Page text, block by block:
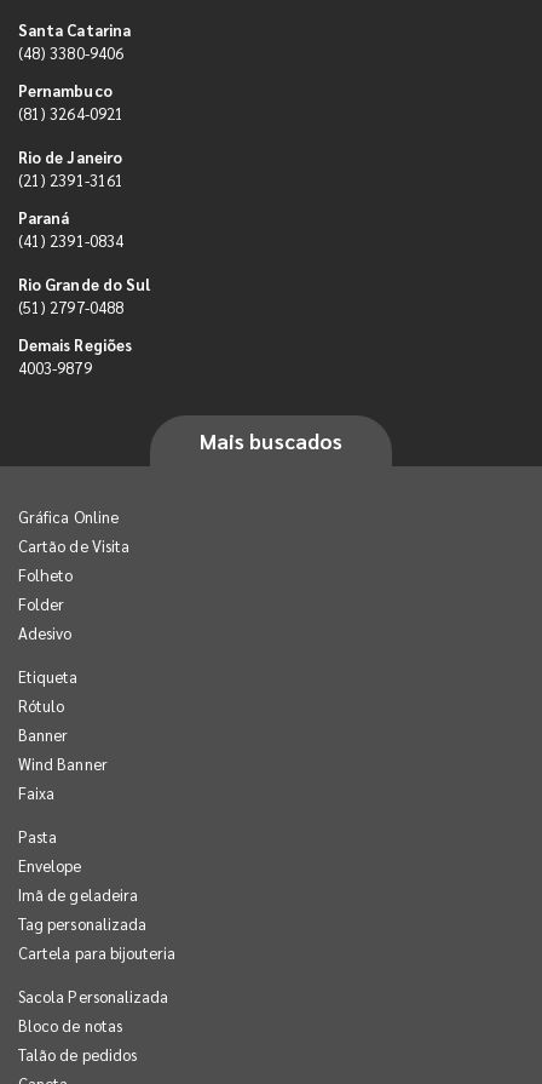
Santa Catarina
(48) 3380-9406
Pernambuco
(81) 3264-0921
Rio de Janeiro
(21) 2391-3161
Paraná
(41) 2391-0834
Rio Grande do Sul
(51) 2797-0488
Demais Regiões
4003-9879
Mais buscados
Gráfica Online
Cartão de Visita
Folheto
Folder
Adesivo
Etiqueta
Rótulo
Banner
Wind Banner
Faixa
Pasta
Envelope
Imã de geladeira
Tag personalizada
Cartela para bijouteria
Sacola Personalizada
Bloco de notas
Talão de pedidos